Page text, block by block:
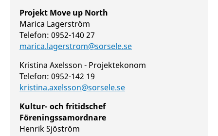
Projekt Move up North
Marica Lagerström
Telefon: 0952-140 27
marica.lagerstrom@sorsele.se
Kristina Axelsson - Projektekonom
Telefon: 0952-142 19
kristina.axelsson@sorsele.se
Kultur- och fritidschef
Föreningssamordnare
Henrik Sjöström